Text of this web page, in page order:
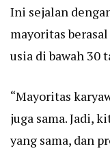
Ini sejalan
mayoritas
usia di bawah 30
“Mayoritas
juga sama. Jadi,
yang sama, dan